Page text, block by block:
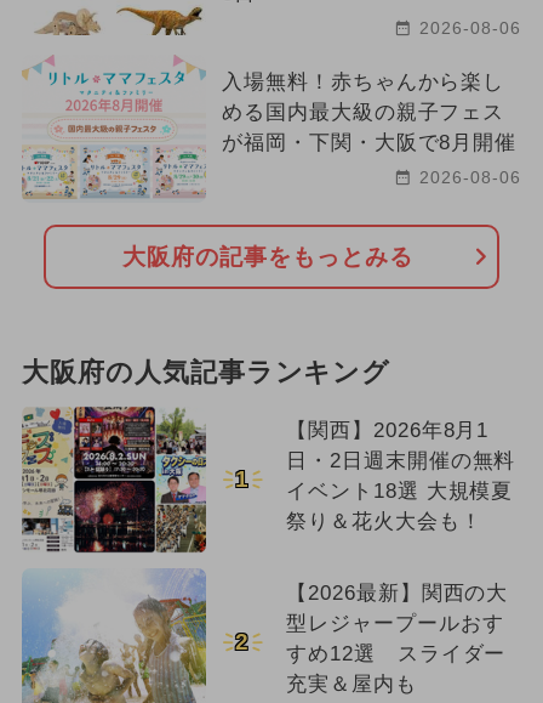
2026-08-06
入場無料！赤ちゃんから楽し
める国内最大級の親子フェス
が福岡・下関・大阪で8月開催
2026-08-06
大阪府の記事をもっとみる
大阪府の人気記事ランキング
1
【関西】2026年8月1
日・2日週末開催の無料
イベント18選 大規模夏
祭り＆花火大会も！
2
【2026最新】関西の大
型レジャープールおす
すめ12選 スライダー
充実＆屋内も